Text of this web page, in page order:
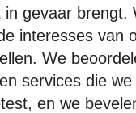
in gevaar brengt.
interesses van
We
services die we
en we